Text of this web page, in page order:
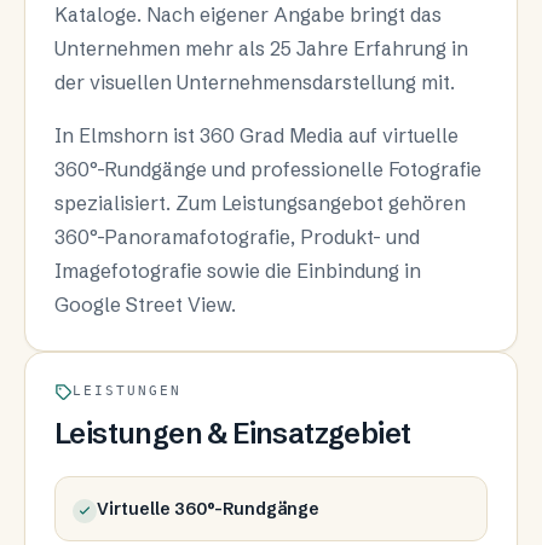
Kataloge. Nach eigener Angabe bringt das
Unternehmen mehr als 25 Jahre Erfahrung in
der visuellen Unternehmensdarstellung mit.
In Elmshorn ist 360 Grad Media auf virtuelle
360°-Rundgänge und professionelle Fotografie
spezialisiert. Zum Leistungsangebot gehören
360°-Panoramafotografie, Produkt- und
Imagefotografie sowie die Einbindung in
Google Street View.
LEISTUNGEN
Leistungen & Einsatzgebiet
Virtuelle 360°-Rundgänge